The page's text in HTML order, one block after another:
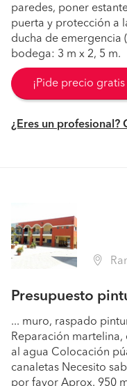
paredes, poner
puerta y protección a
ducha de emergencia
bodega: 3 m x 2, 5 m.
¡Pide precio
¿Eres un profesional?
Presupuesto
... muro, raspado
Reparación
al agua Colocación
canaletas Necesito
por favor Aprox. 950